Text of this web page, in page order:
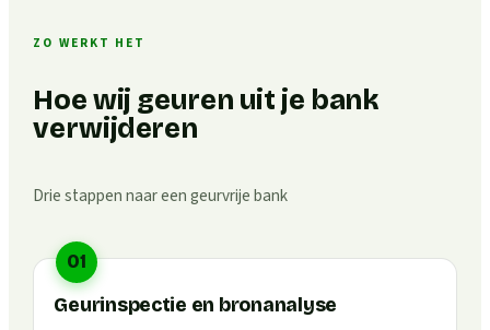
ZO WERKT HET
Hoe wij geuren uit je bank
verwijderen
Drie stappen naar een geurvrije bank
01
Geurinspectie en bronanalyse